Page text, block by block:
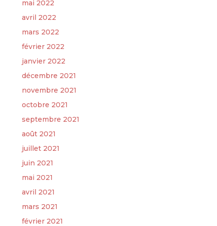
mai 2022
avril 2022
mars 2022
février 2022
janvier 2022
décembre 2021
novembre 2021
octobre 2021
septembre 2021
août 2021
juillet 2021
juin 2021
mai 2021
avril 2021
mars 2021
février 2021